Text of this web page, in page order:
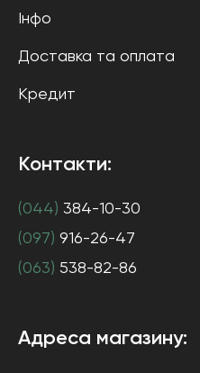
Інфо
Доставка та оплата
Кредит
Контакти:
(044) 384-10-30
(097) 916-26-47
(063) 538-82-86
Адреса магазину: